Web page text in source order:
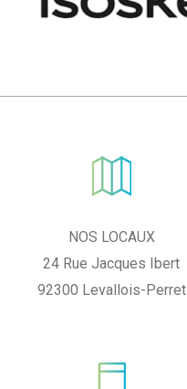
NOS LOCAUX
24 Rue Jacques Ibert
92300 Levallois-Perret